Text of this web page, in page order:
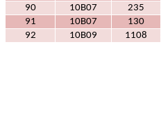
90
10B07 235
91
10B07 130
92
10B09 1108